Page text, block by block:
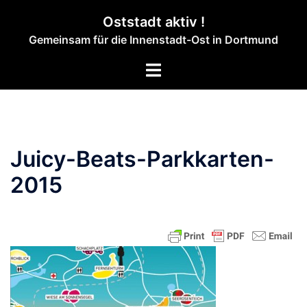
springen
Oststadt aktiv !
Gemeinsam für die Innenstadt-Ost in Dortmund
Menü
Juicy-Beats-Parkkarten-
2015